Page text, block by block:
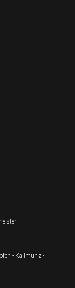
- Kallmünz -